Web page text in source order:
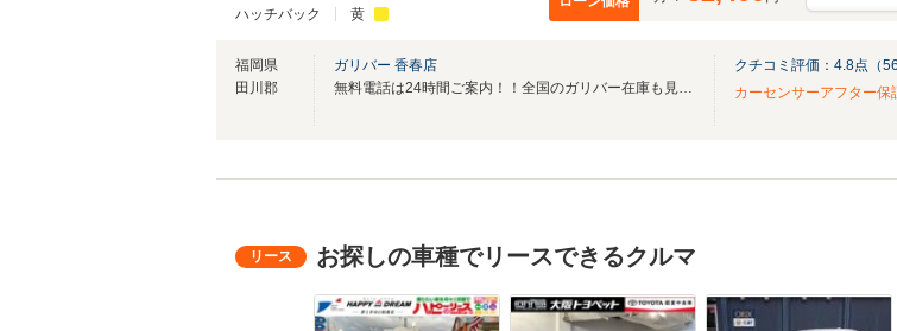
ハッチバック 黄
福岡県
田川郡
ガリバー 香春店
無料電話は24時間ご案内！！全国のガリバー在庫も見たい方は一括照会が可能です！
クチコミ評価： 4.8点（56
カーセンサーアフター保
お探しの車種でリースできるクルマ